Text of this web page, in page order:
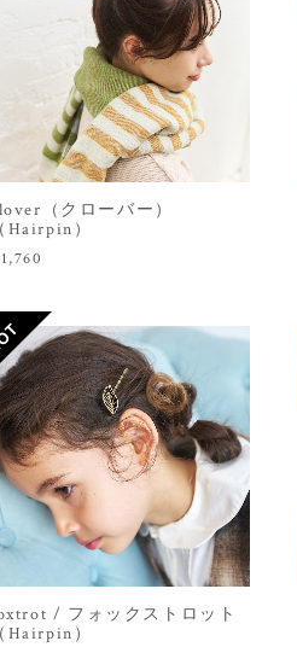
（クローバー）
（Hairpin）
/ フォックストロット
（Hairpin）